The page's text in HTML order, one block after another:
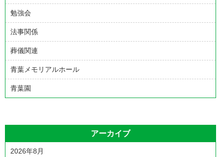
勉強会
法事関係
葬儀関連
青葉メモリアルホール
青葉園
アーカイブ
2026年8月